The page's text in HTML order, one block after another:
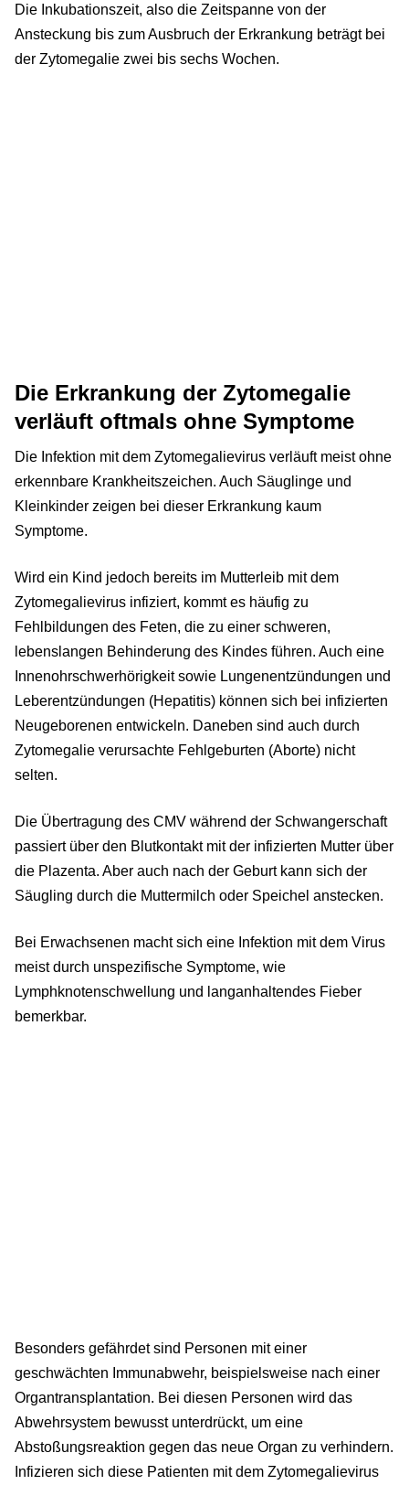
Die Inkubationszeit, also die Zeitspanne von der
Ansteckung bis zum Ausbruch der Erkrankung beträgt bei
der Zytomegalie zwei bis sechs Wochen.
Die Erkrankung der Zytomegalie
verläuft oftmals ohne Symptome
Die Infektion mit dem Zytomegalievirus verläuft meist ohne
erkennbare Krankheitszeichen. Auch Säuglinge und
Kleinkinder zeigen bei dieser Erkrankung kaum
Symptome.
Wird ein Kind jedoch bereits im Mutterleib mit dem
Zytomegalievirus infiziert, kommt es häufig zu
Fehlbildungen des Feten, die zu einer schweren,
lebenslangen Behinderung des Kindes führen. Auch eine
Innenohrschwerhörigkeit sowie Lungenentzündungen und
Leberentzündungen (Hepatitis) können sich bei infizierten
Neugeborenen entwickeln. Daneben sind auch durch
Zytomegalie verursachte Fehlgeburten (Aborte) nicht
selten.
Die Übertragung des CMV während der Schwangerschaft
passiert über den Blutkontakt mit der infizierten Mutter über
die Plazenta. Aber auch nach der Geburt kann sich der
Säugling durch die Muttermilch oder Speichel anstecken.
Bei Erwachsenen macht sich eine Infektion mit dem Virus
meist durch unspezifische Symptome, wie
Lymphknotenschwellung und langanhaltendes Fieber
bemerkbar.
Besonders gefährdet sind Personen mit einer
geschwächten Immunabwehr, beispielsweise nach einer
Organtransplantation. Bei diesen Personen wird das
Abwehrsystem bewusst unterdrückt, um eine
Abstoßungsreaktion gegen das neue Organ zu verhindern.
Infizieren sich diese Patienten mit dem Zytomegalievirus